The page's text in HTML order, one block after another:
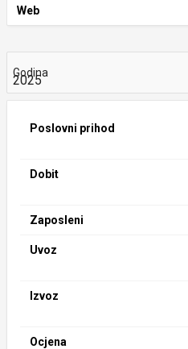
Web
Godina
Poslovni prihod
Dobit
Zaposleni
Uvoz
Izvoz
Ocjena